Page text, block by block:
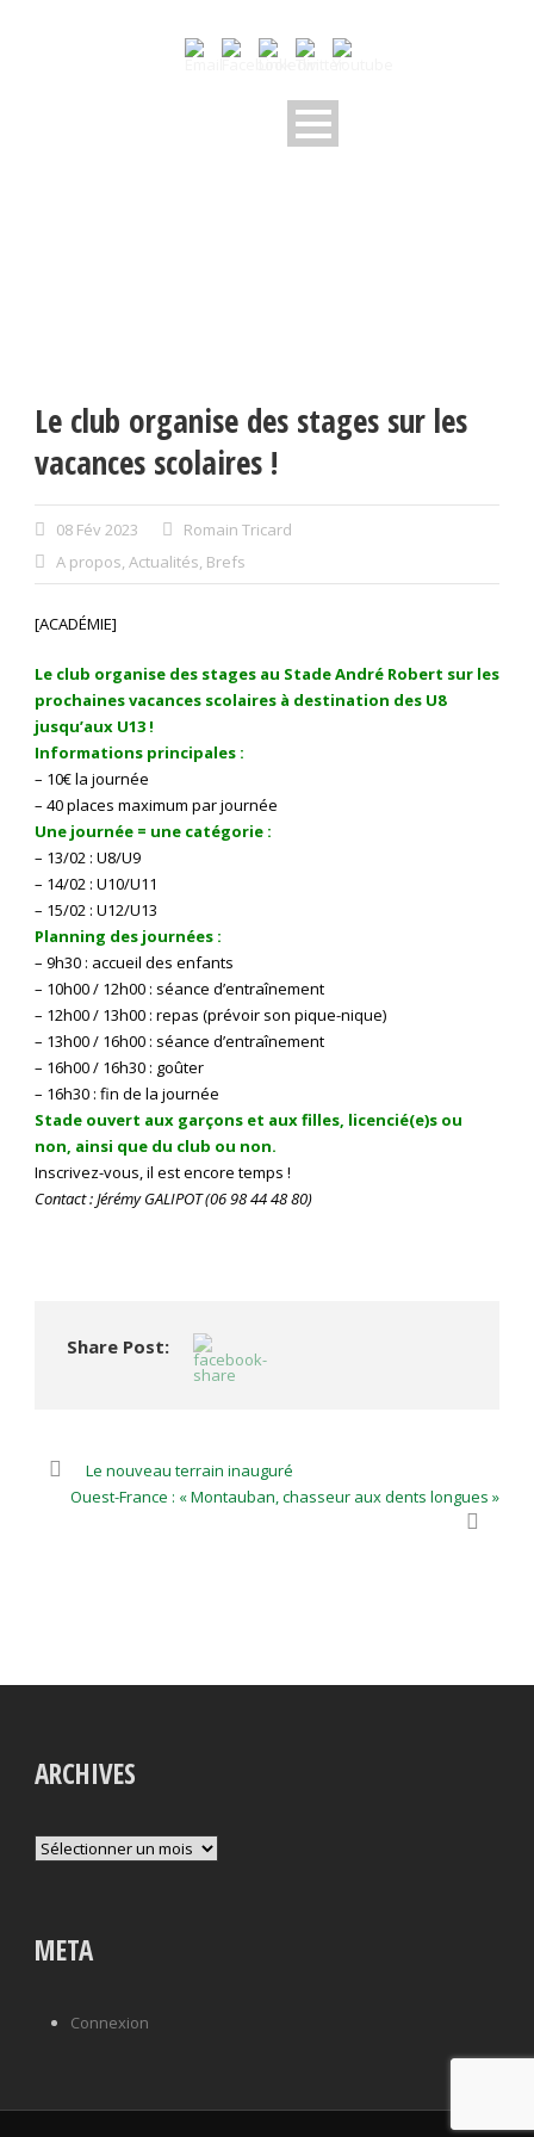
Le club organise des stages sur les
vacances scolaires !
08 Fév 2023
Romain Tricard
A propos, Actualités, Brefs
[ACADÉMIE]
Le club organise des stages au Stade André Robert sur les
prochaines vacances scolaires à destination des U8
jusqu’aux U13 !
Informations principales :
– 10€ la journée
– 40 places maximum par journée
Une journée = une catégorie :
– 13/02 : U8/U9
– 14/02 : U10/U11
– 15/02 : U12/U13
Planning des journées :
– 9h30 : accueil des enfants
– 10h00 / 12h00 : séance d’entraînement
– 12h00 / 13h00 : repas (prévoir son pique-nique)
– 13h00 / 16h00 : séance d’entraînement
– 16h00 / 16h30 : goûter
– 16h30 : fin de la journée
Stade ouvert aux garçons et aux filles, licencié(e)s ou
non, ainsi que du club ou non.
Inscrivez-vous, il est encore temps !
Contact : Jérémy GALIPOT (06 98 44 48 80)
Share Post:
Le nouveau terrain inauguré
Ouest-France : « Montauban, chasseur aux dents longues »
ARCHIVES
Archives
META
Connexion